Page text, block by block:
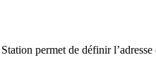
permet de définir